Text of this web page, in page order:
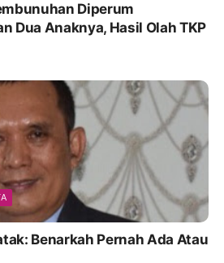
Diperum
Dua Anaknya, Hasil Olah TKP
Benarkah Pernah Ada Atau